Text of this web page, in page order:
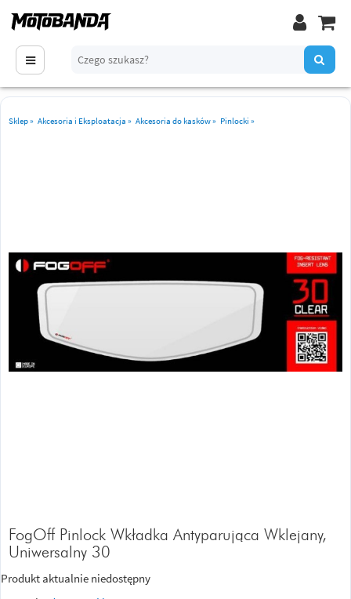
Sklep» Akcesoria i Eksploatacja » Akcesoria do kasków» Pinlocki »
FogOff Pinlock Wkładka Antyparująca Wklejany,
Uniwersalny 30
Produkt aktualnie niedostępny